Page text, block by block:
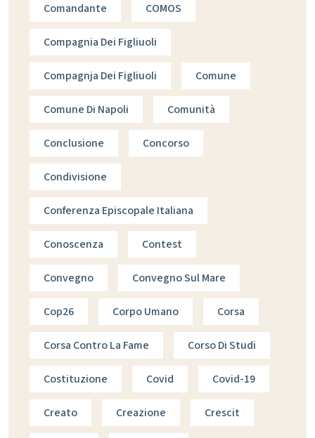
Comandante COMOS
Compagnia Dei Figliuoli
Compagnja Dei Figliuoli Comune
Comune Di Napoli Comunità
Conclusione Concorso
Condivisione
Conferenza Episcopale Italiana
Conoscenza Contest
Convegno Convegno Sul Mare
Cop26 Corpo Umano Corsa
Corsa Contro La Fame Corso Di Studi
Costituzione Covid Covid-19
Creato Creazione Crescit